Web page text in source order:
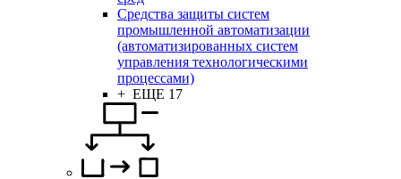
Средства защиты систем
промышленной автоматизации
(автоматизированных систем
управления технологическими
процессами)
+ ЕЩЕ 17